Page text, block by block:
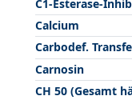
C1-Esterase-
Calcium
Carbodef.
Carnosin
CH 50 (Gesamt